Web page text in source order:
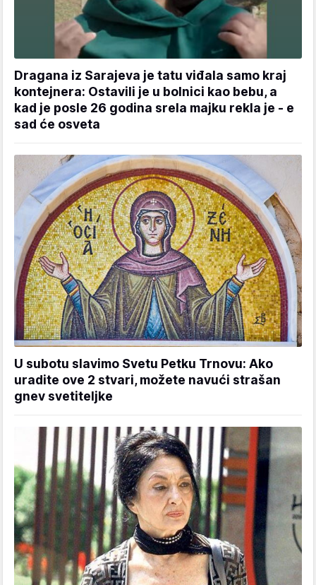
Dragana iz Sarajeva je tatu viđala samo kraj
kontejnera: Ostavili je u bolnici kao bebu, a
kad je posle 26 godina srela majku rekla je - e
sad će osveta
U subotu slavimo Svetu Petku Trnovu: Ako
uradite ove 2 stvari, možete navući strašan
gnev svetiteljke